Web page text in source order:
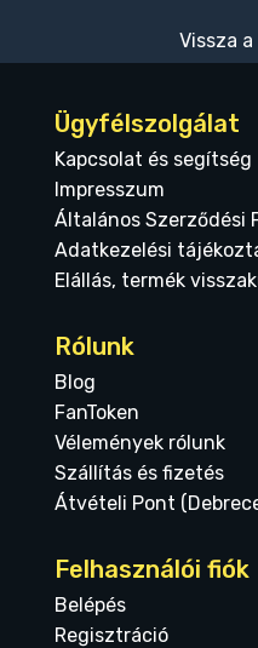
Vissza
Ügyfélszolgálat
Kapcsolat és segítség
Impresszum
Általános Szerződési
Adatkezelési
Elállás, termék
Rólunk
Blog
FanToken
Vélemények rólunk
Szállítás és fizetés
Átvételi Pont
Felhasználói fiók
Belépés
Regisztráció